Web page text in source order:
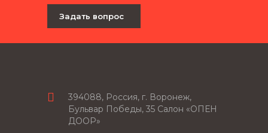
Задать вопрос
394088, Россия, г. Воронеж,
Бульвар Победы, 35 Салон «ОПЕН
ДООР»